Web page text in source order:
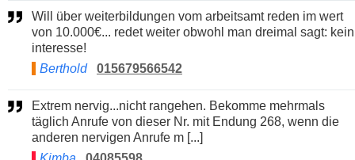
Will über weiterbildungen vom arbeitsamt reden im wert
von 10.000€... redet weiter obwohl man dreimal sagt: kein
interesse!
Berthold
015679566542
Extrem nervig...nicht rangehen. Bekomme mehrmals
täglich Anrufe von dieser Nr. mit Endung 268, wenn die
anderen nervigen Anrufe m [...]